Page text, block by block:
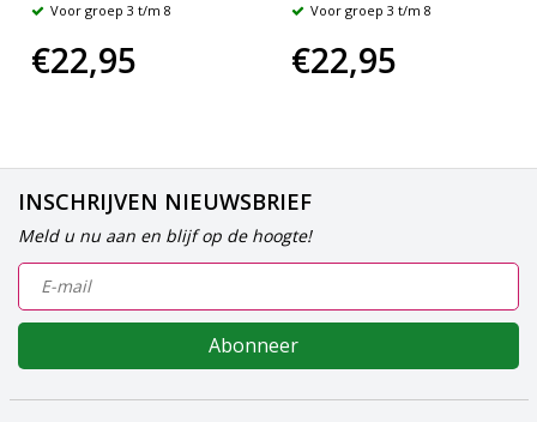
Voor groep 3 t/m 8
€22,95
Voor groep 3 t/m 8
€22,95
INSCHRIJVEN NIEUWSBRIEF
Meld u nu aan en blijf op de hoogte!
Abonneer